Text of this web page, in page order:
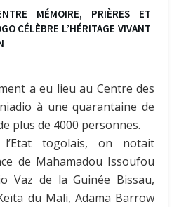
MÉMOIRE, PRIÈRES ET
CÉLÈBRE L’HÉRITAGE VIVANT
a eu lieu au Centre des
à une quarantaine de
plus de 4000 personnes.
togolais, on notait
de Mahamadou Issoufou
Vaz de la Guinée Bissau,
du Mali, Adama Barrow